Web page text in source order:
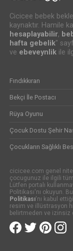
Cicicee bebek
kaynaktır. Hamile
hesaplayabilir,
hafta gebelik"
ve ebeveynlikile
Fındıkkıran
Bekçi İle Postacı
Rüya Oyunu
Çocuk Dostu Şehir
Çocukların Sağlıklı
cicicee.com genel
çocugunuz ile ilgili tüm
Lütfen portalı
Politikası'nı okuyun.
Politikası'nı kabul
resim ve illüstrasyon
belirtmeden ve izinsiz